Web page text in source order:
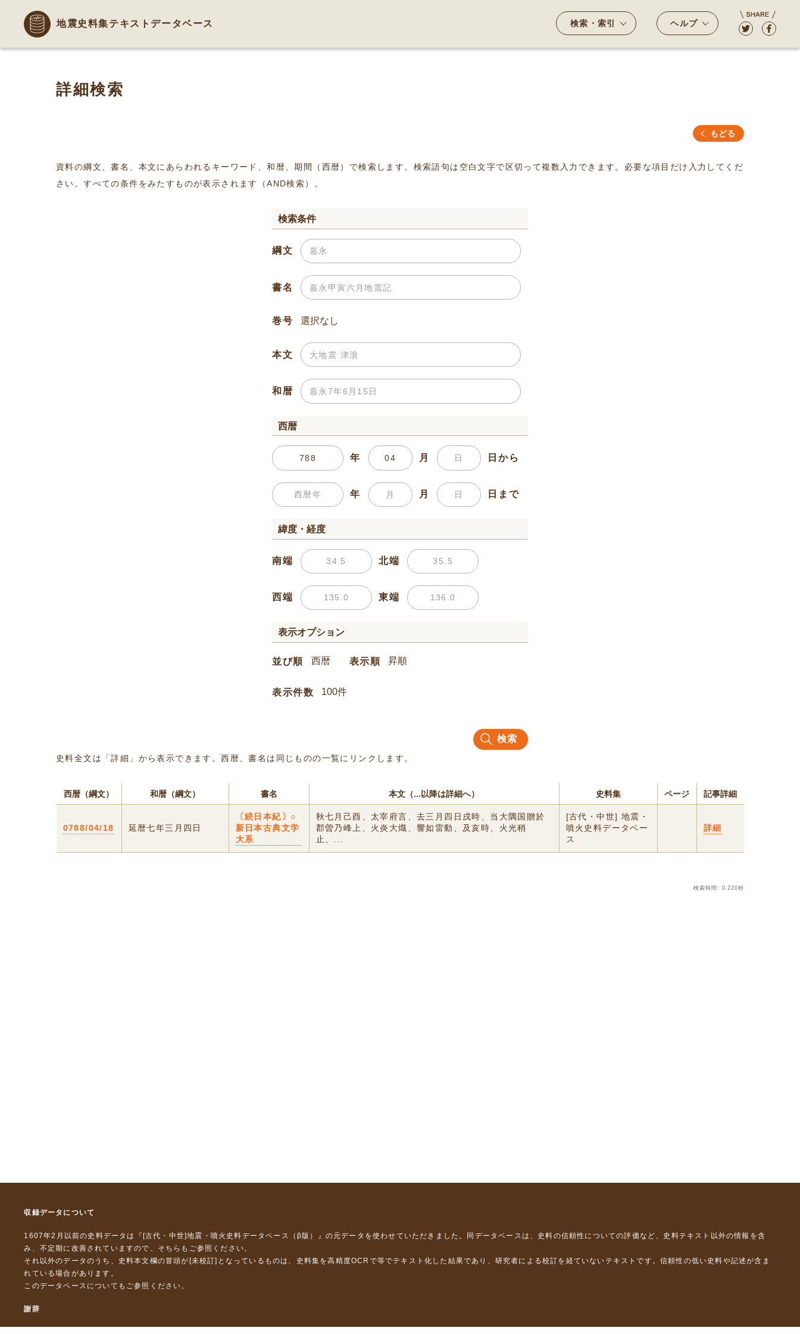
地震史料集テキストデータベース 検索・索引 ヘルプ
詳細検索
もどる
資料の綱文、書名、本文にあらわれるキーワード、和暦、期間（西暦）で検索します。検索語句は空白文字で区切って複数入力できます。必要な項目だけ入力してくだ
さい。すべての条件をみたすものが表示されます（AND検索）。
検索条件
綱文
書名
巻号
本文
和暦
西暦
年 月 日から
年 月 日まで
緯度・経度
南端 北端
西端 東端
表示オプション
並び順 表示順
表示件数
検索
史料全文は「詳細」から表示できます。西暦、書名は同じものの一覧にリンクします。
西暦（綱文） 和暦（綱文） 書名 本文（...以降は詳細へ） 史料集 ページ 記事詳細
0788/04/18 延暦七年三月四日
〔続日本紀〕○
新日本古典文学
大系
秋七月己酉、太宰府言、去三月四日戌時、当大隅国贈於
郡曽乃峰上、火炎大熾、響如雷動、及亥時、火光稍
止、...
[古代・中世] 地震・
噴火史料データベー
ス
詳細
検索時間: 0.220秒
収録データについて
1607年2月以前の史料データは『 [古代・中世]地震・噴火史料データベース（β版）』 の元データを使わせていただきました。同データベースは、史料の信頼性についての評価など、史料テキスト以外の情報を含
み、不定期に改善されていますので、 そちら もご参照ください。
それ以外のデータのうち、史料本文欄の冒頭が[未校訂]となっているものは、史料集を高精度OCRで等でテキスト化した結果であり、研究者による校訂を経ていないテキストです。信頼性の低い史料や記述が含ま
れている場合があります。
このデータベースについて もご参照ください。
謝辞